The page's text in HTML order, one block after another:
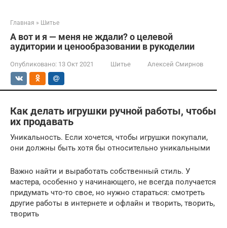
Главная » Шитье
А вот и я — меня не ждали? о целевой
аудитории и ценообразовании в рукоделии
Опубликовано: 13 Окт 2021 Шитье Алексей Смирнов
Как делать игрушки ручной работы, чтобы
их продавать
Уникальность. Если хочется, чтобы игрушки покупали,
они должны быть хотя бы относительно уникальными
Важно найти и выработать собственный стиль. У
мастера, особенно у начинающего, не всегда получается
придумать что-то свое, но нужно стараться: смотреть
другие работы в интернете и офлайн и творить, творить,
творить